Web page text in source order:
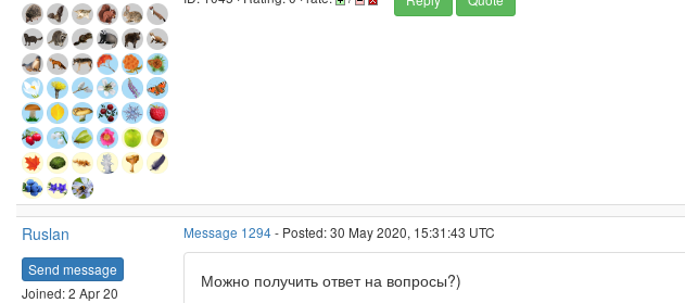
Ruslan
Send message
Joined: 2 Apr 20
Message 1294- Posted: 30 May 2020, 15:31:43 UTC
Можно получить ответ на вопросы?)